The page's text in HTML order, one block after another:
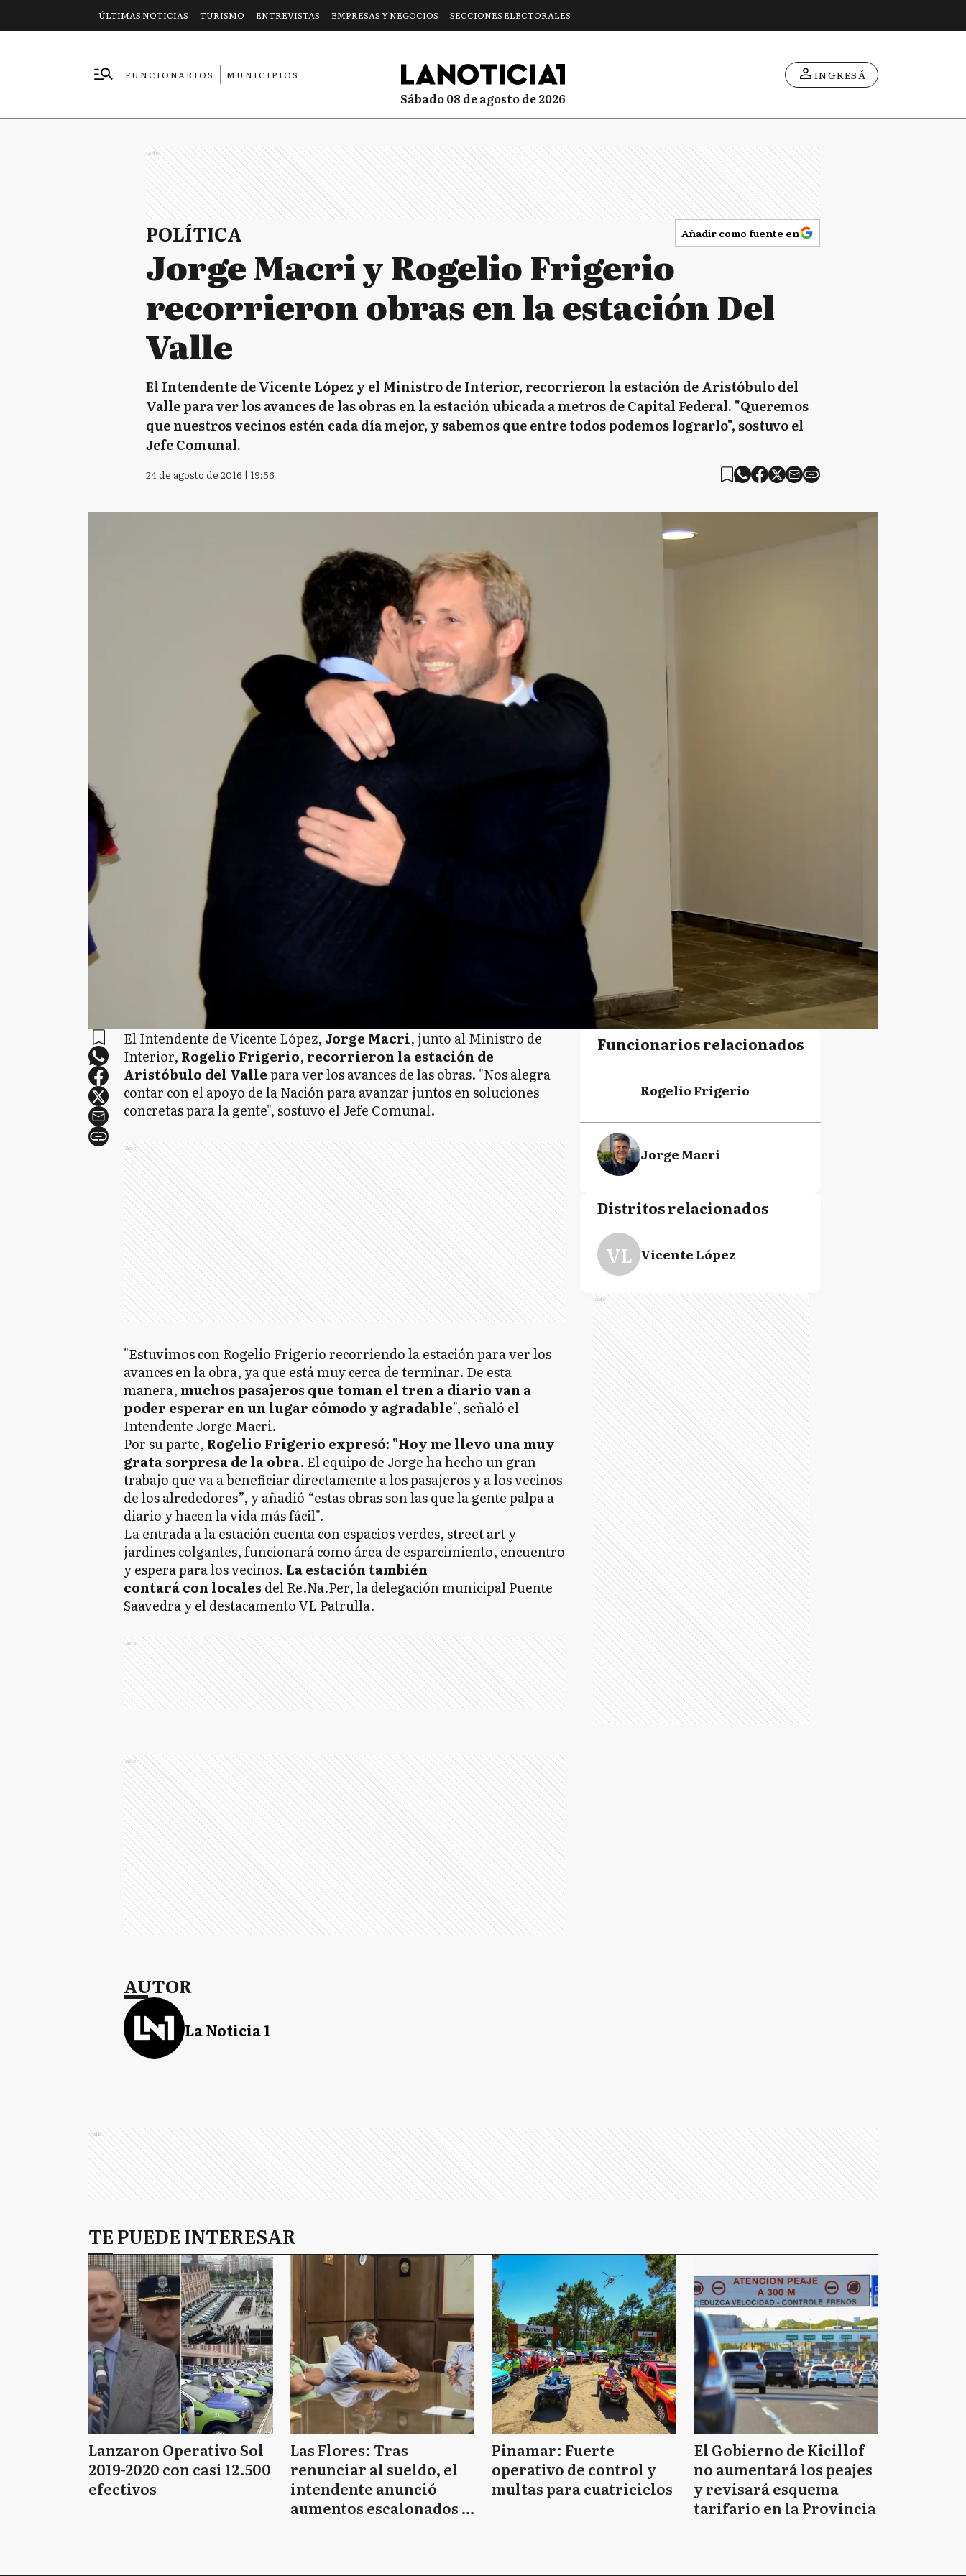
ÚLTIMAS NOTICIAS TURISMO ENTREVISTAS EMPRESAS Y NEGOCIOS SECCIONES ELECTORALES
FUNCIONARIOS
MUNICIPIOS
sábado 08 de agosto de 2026
INGRESÁ
Ads
POLÍTICA Añadir como fuente en
Jorge Macri y Rogelio Frigerio
recorrieron obras en la estación Del
Valle
El Intendente de Vicente López y el Ministro de Interior, recorrieron la estación de Aristóbulo del
Valle para ver los avances de las obras en la estación ubicada a metros de Capital Federal. "Queremos
que nuestros vecinos estén cada día mejor, y sabemos que entre todos podemos lograrlo", sostuvo el
Jefe Comunal.
24 de agosto de 2016 | 19:56
El Intendente de Vicente López, Jorge Macri, junto al Ministro de
Interior, Rogelio Frigerio, recorrieron la estación de
Aristóbulo del Vallepara ver los avances de las obras. "Nos alegra
contar con el apoyo de la Nación para avanzar juntos en soluciones
concretas para la gente", sostuvo el Jefe Comunal.
Ads
"Estuvimos con Rogelio Frigerio recorriendo la estación para ver los
avances en la obra, ya que está muy cerca de terminar. De esta
manera, muchos pasajeros que toman el tren a diario van a
poder esperar en un lugar cómodo y agradable", señaló el
Intendente Jorge Macri.
Por su parte, Rogelio Frigerio expresó: "Hoy me llevo una muy
grata sorpresa de la obra. El equipo de Jorge ha hecho un gran
trabajo que va a beneficiar directamente a los pasajeros y a los vecinos
de los alrededores”, y añadió “estas obras son las que la gente palpa a
diario y hacen la vida más fácil".
La entrada a la estación cuenta con espacios verdes, street art y
jardines colgantes, funcionará como área de esparcimiento, encuentro
y espera para los vecinos. La estación también
contará con locales del Re.Na.Per, la delegación municipal Puente
Saavedra y el destacamento VL Patrulla.
Ads
Ads
AUTOR
La Noticia 1
Funcionarios relacionados
Rogelio Frigerio
Jorge Macri
Distritos relacionados
VL Vicente López
Ads
Ads
TE PUEDE INTERESAR
Lanzaron Operativo Sol
2019-2020 con casi 12.500
efectivos
Las Flores: Tras
renunciar al sueldo, el
intendente anunció
aumentos escalonados y
Pinamar: Fuerte
operativo de control y
multas para cuatriciclos
El Gobierno de Kicillof
no aumentará los peajes
y revisará esquema
tarifario en la Provincia